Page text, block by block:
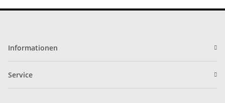
Informationen
Service